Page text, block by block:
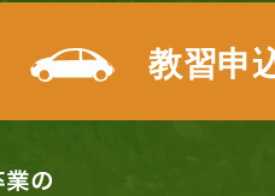
教習申